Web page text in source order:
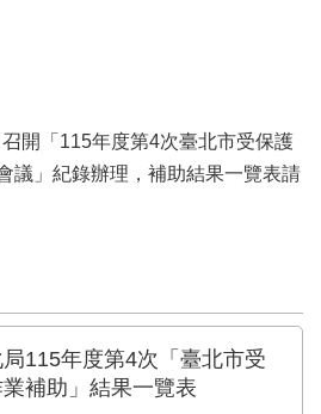
開「115年度第4次臺北市受保護
議」紀錄辦理，補助結果一覽表請
115年度第4次「臺北市受
補助」結果一覽表